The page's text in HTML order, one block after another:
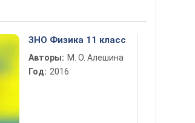
ЗНО Физика 11 класс
Авторы: М. О. Алешина
Год: 2016